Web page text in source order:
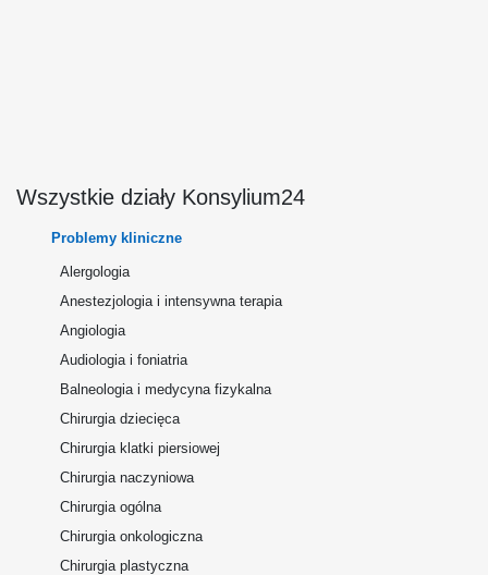
Wszystkie działy Konsylium24
Problemy kliniczne
Alergologia
Anestezjologia i intensywna terapia
Angiologia
Audiologia i foniatria
Balneologia i medycyna fizykalna
Chirurgia dziecięca
Chirurgia klatki piersiowej
Chirurgia naczyniowa
Chirurgia ogólna
Chirurgia onkologiczna
Chirurgia plastyczna